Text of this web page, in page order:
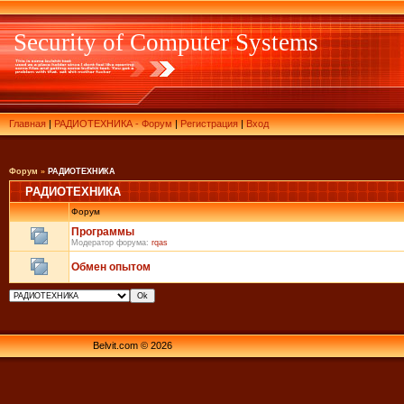
Security of Computer Systems
Главная|РАДИОТЕХНИКА - Форум|Регистрация|Вход
Форум » РАДИОТЕХНИКА
РАДИОТЕХНИКА
Форум
Программы
Модератор форума: rqas
Обмен опытом
Belvit.com © 2026